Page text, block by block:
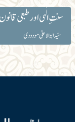
سنت ِ الٰہی اور طبعی قانون
سیّد ابوالاعلیٰ مودودی